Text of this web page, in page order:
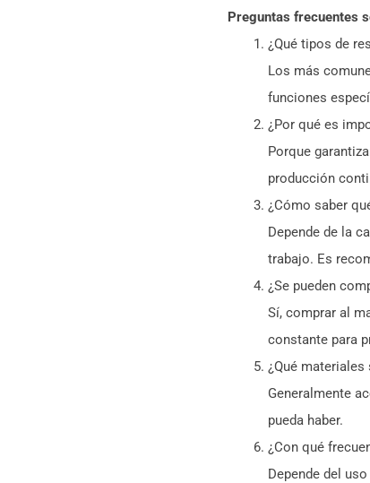
Preguntas frecuentes
¿Qué tipos de
Los más
funciones
¿Por qué es
Porque
producción
¿Cómo saber
Depende de la
trabajo. Es
¿Se pueden
Sí, comprar al
constante para
¿Qué
Generalmente
pueda haber.
¿Con qué
Depende del